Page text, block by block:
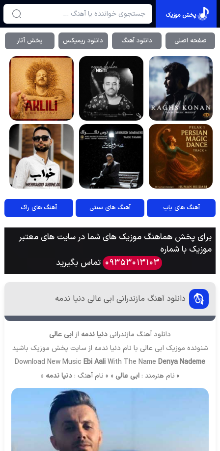
پخش موزیک
صفحه اصلی دانلود آهنگ دانلود ریمیکس پخش آثار
آهنگ های پاپ آهنگ های سنتی آهنگ های راک
برای پخش هماهنگ موزیک های شما در سایت های معتبر
موزیک با شماره
09353013103 تماس بگیرید
دانلود آهنگ مازندرانی ابی عالی دنیا ندمه
دانلود آهنگ مازندرانی دنیا ندمه ازابی عالی
شنونده موزیک ابی عالی با نام دنیا ندمه از سایت پخش موزیک باشید
Download New Music Ebi AaliWith The Name Denya Nademe
» نام هنرمند :ابی عالی « » نام آهنگ :دنیا ندمه «